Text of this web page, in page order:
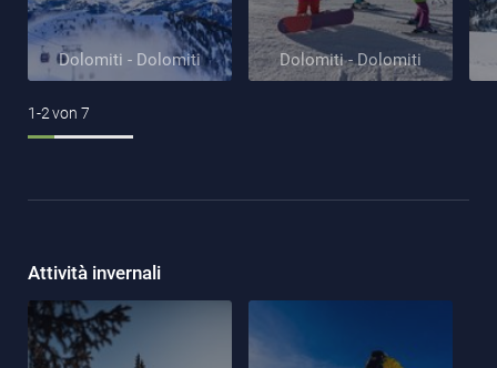
Dolomiti - Dolomiti Dolomiti - Dolomiti
1-2von 7
Attività invernali